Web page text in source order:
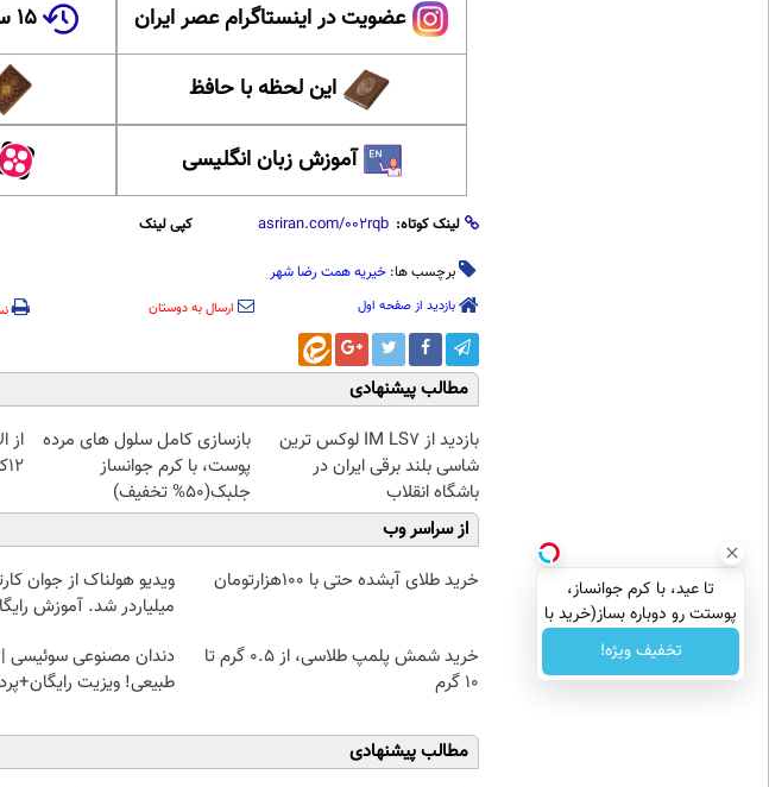
عضویت در اینستاگرام عصر ایران ۱۵ سال پیش در چنین روزی
این لحظه با حافظ
آموزش زبان انگلیسی
لینک کوتاه: کپی لینک
برچسب ها: خیریه همت رضا شهر
بازدید از صفحه اول ارسال به دوستان
مطالب پیشنهادی
بازدید از IM LS7 لوکس ترین
شاسی بلند برقی ایران در
باشگاه انقلاب
بازسازی کامل سلول های مرده
پوست، با کرم جوانساز
جلبک(50% تخفیف)
از
12کیلو چربی میسوزونی🧨
از سراسر وب
خرید طلای آبشده حتی با ۱۰۰هزارتومان
ویدیو هولناک از جوان
میلیاردر شد. آموزش
خرید شمش پلمپ طلاسی، از ۰.۵ گرم تا
۱۰ گرم
دندان مصنوعی سوئیسی
طبیعی! ویزیت
مطالب پیشنهادی
تا عید، با کرم جوانساز،
پوستت رو دوباره بساز(خرید با
تخفیف ویژه)
تخفیف ویژه!